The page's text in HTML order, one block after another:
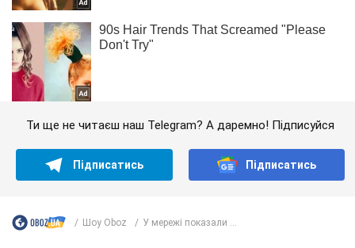
Ти ще не читаєш наш Telegram? А даремно! Підписуйся
Підписатись Підписатись
Шоу Oboz У мережі показали ...